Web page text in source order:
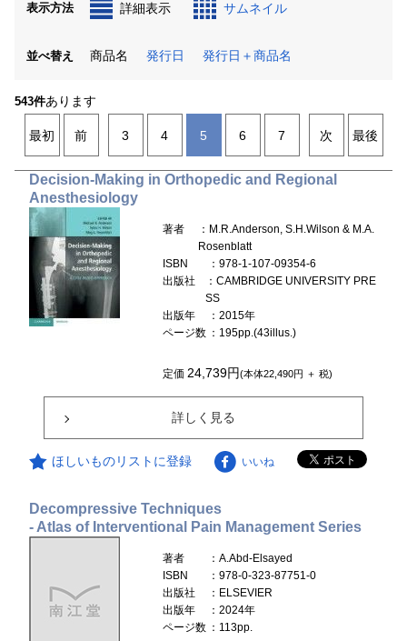
表示方法 詳細表示 サムネイル
並べ替え 商品名 発行日 発行日＋商品名
543件あります
最初 前 3 4 5 6 7 次 最後
Decision-Making in Orthopedic and Regional
Anesthesiology
著者
：M.R.Anderson, S.H.Wilson & M.A.
Rosenblatt
ISBN
：978-1-107-09354-6
出版社
：CAMBRIDGE UNIVERSITY PRE
SS
出版年
：2015年
ページ数 ：195pp.(43illus.)
定価24,739円(本体22,490円 ＋ 税)
詳しく見る
ほしいものリストに登録 いいね
Decompressive Techniques
- Atlas of Interventional Pain Management Series
著者
：A.Abd-Elsayed
ISBN
：978-0-323-87751-0
出版社
：ELSEVIER
出版年
：2024年
ページ数 ：113pp.